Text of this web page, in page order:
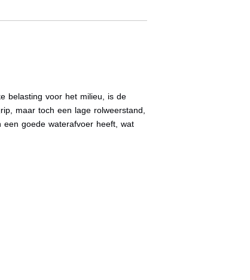
belasting voor het milieu, is de
maar toch een lage rolweerstand,
goede waterafvoer heeft, wat